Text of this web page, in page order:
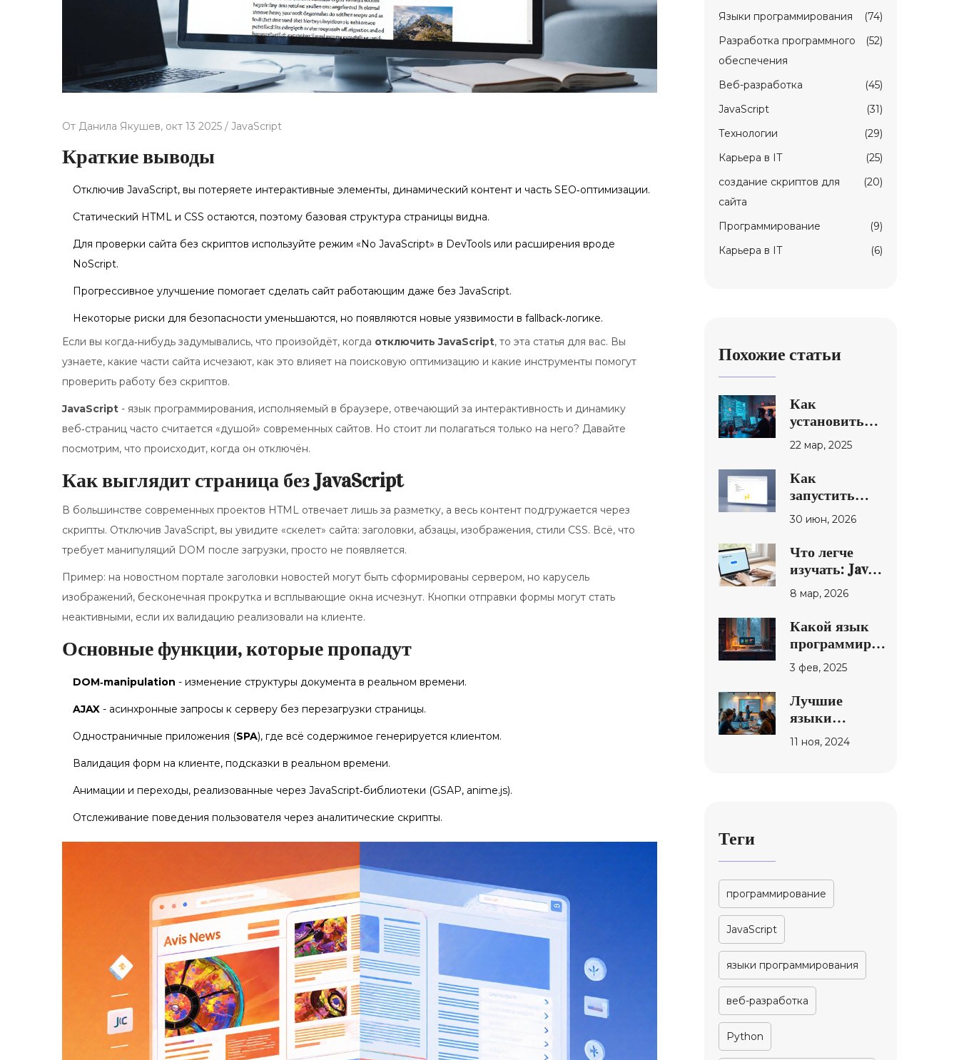
От Данила Якушев, окт 13 2025 / JavaScript
Краткие выводы
Отключив JavaScript, вы потеряете интерактивные элементы, динамический контент и часть SEO‑оптимизации.
Статический HTML и CSS остаются, поэтому базовая структура страницы видна.
Для проверки сайта без скриптов используйте режим «No JavaScript» в DevTools или расширения вроде
NoScript.
Прогрессивное улучшение помогает сделать сайт работающим даже без JavaScript.
Некоторые риски для безопасности уменьшаются, но появляются новые уязвимости в fallback‑логике.
Если вы когда‑нибудь задумывались, что произойдёт, когда отключить JavaScript, то эта статья для вас. Вы
узнаете, какие части сайта исчезают, как это влияет на поисковую оптимизацию и какие инструменты помогут
проверить работу без скриптов.
JavaScript - язык программирования, исполняемый в браузере, отвечающий за интерактивность и динамику
веб‑страниц часто считается «душой» современных сайтов. Но стоит ли полагаться только на него? Давайте
посмотрим, что происходит, когда он отключён.
Как выглядит страница без JavaScript
В большинстве современных проектов HTML отвечает лишь за разметку, а весь контент подгружается через
скрипты. Отключив JavaScript, вы увидите «скелет» сайта: заголовки, абзацы, изображения, стили CSS. Всё, что
требует манипуляций DOM после загрузки, просто не появляется.
Пример: на новостном портале заголовки новостей могут быть сформированы сервером, но карусель
изображений, бесконечная прокрутка и всплывающие окна исчезнут. Кнопки отправки формы могут стать
неактивными, если их валидацию реализовали на клиенте.
Основные функции, которые пропадут
DOM‑manipulation - изменение структуры документа в реальном времени.
AJAX - асинхронные запросы к серверу без перезагрузки страницы.
Одностраничные приложения (SPA), где всё содержимое генерируется клиентом.
Валидация форм на клиенте, подсказки в реальном времени.
Анимации и переходы, реализованные через JavaScript‑библиотеки (GSAP, anime.js).
Отслеживание поведения пользователя через аналитические скрипты.
Языки программирования
(74)
Разработка программного
обеспечения
(52)
Веб-разработка
(45)
JavaScript
(31)
Технологии
(29)
Карьерa в IT
(25)
создание скриптов для
сайта
(20)
Программирование
(9)
Карьера в IT
(6)
Похожие статьи
Как
установить
скрипт на
сайт?
Простые
шаги и
полезные
советы
22 мар, 2025
Как
запустить
скрипт на
странице:
полный гид
по JavaScript
30 июн, 2026
Что легче
изучать: Java
или
JavaScript для
создания
скриптов для
сайта?
8 мар, 2026
Какой язык
программирования
лучше учить
первым?
3 фев, 2025
Лучшие
языки
программирования
для изучения
11 ноя, 2024
Теги
программирование
JavaScript
языки программирования
веб-разработка
Python